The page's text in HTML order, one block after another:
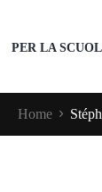
PER LA
Home